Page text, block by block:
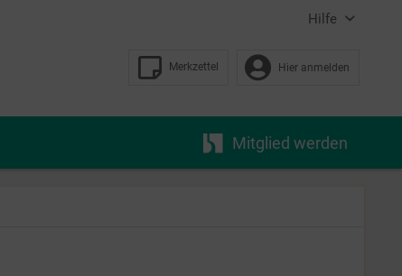
Hilfe
Merkzettel Hier anmelden
Mitglied werden